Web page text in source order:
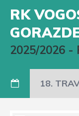
RK
2025/2026 -
18.